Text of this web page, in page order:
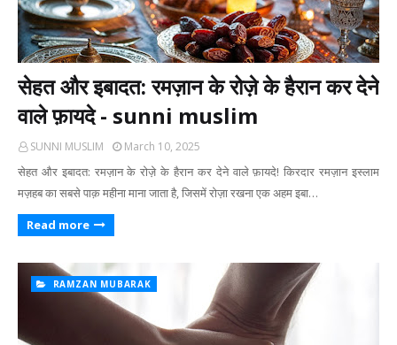
सेहत और इबादत: रमज़ान के रोज़े के हैरान कर देने
वाले फ़ायदे - sunni muslim
SUNNI MUSLIM March 10, 2025
सेहत और इबादत: रमज़ान के रोज़े के हैरान कर देने वाले फ़ायदे! किरदार रमज़ान इस्लाम
मज़हब का सबसे पाक़ महीना माना जाता है, जिसमें रोज़ा रखना एक अहम इबा…
Read more
RAMZAN MUBARAK